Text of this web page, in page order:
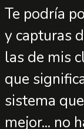
Te podría
y capturas
las de mis
que
sistema
mejor... no